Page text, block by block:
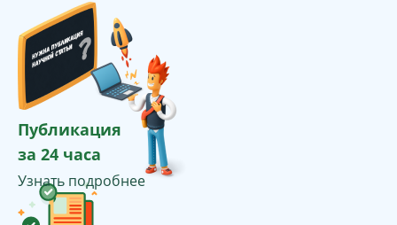
Публикация
за 24 часа
Узнать подробнее